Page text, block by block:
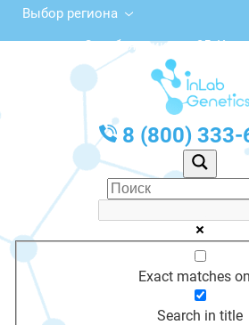
Выбор региона
ул. Серебрянникова, 35,
с 10:00 до 20:00
График работы: Пн-Пт с
8 (800) 333-
Exact matches
Search in title